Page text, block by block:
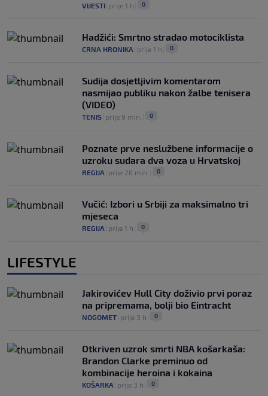
VIJESTI prije 1 h 0
Hadžići: Smrtno stradao motociklista
CRNA HRONIKA prije 1 h 0
Sudija dosjetljivim komentarom
nasmijao publiku nakon žalbe tenisera
(VIDEO)
TENIS prije 9 min. 0
Poznate prve neslužbene informacije o
uzroku sudara dva voza u Hrvatskoj
REGIJA prije 26 min. 0
Vučić: Izbori u Srbiji za maksimalno tri
mjeseca
REGIJA prije 1 h 0
LIFESTYLE
Jakirovićev Hull City doživio prvi poraz
na pripremama, bolji bio Eintracht
NOGOMET prije 3 h 0
Otkriven uzrok smrti NBA košarkaša:
Brandon Clarke preminuo od
kombinacije heroina i kokaina
KOŠARKA prije 3 h 0